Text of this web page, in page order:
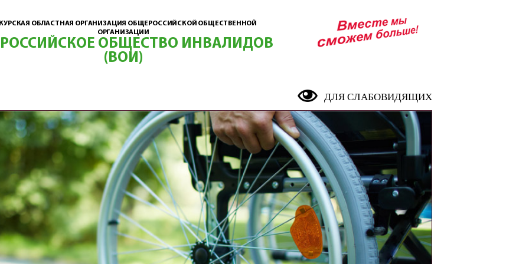
ОБЛАСТНАЯ ОРГАНИЗАЦИЯ ОБЩЕРОССИЙСКОЙ ОБЩЕСТВЕННОЙ
ОРГАНИЗАЦИИ
ОБЩЕСТВО ИНВАЛИДОВ
(ВОИ)
ДЛЯ СЛАБОВИДЯЩИХ